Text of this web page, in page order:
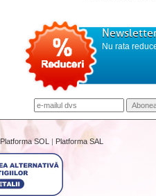
Nu rata
Platforma SOL | Platforma SAL